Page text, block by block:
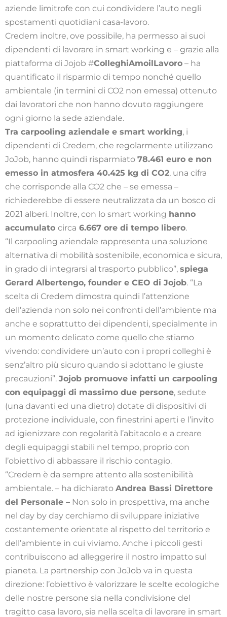
aziende limitrofe con cui condividere l’auto negli
spostamenti quotidiani casa-lavoro.
Credem inoltre, ove possibile, ha permesso ai suoi
dipendenti di lavorare in smart working e – grazie alla
piattaforma di Jojob #ColleghiAmoilLavoro – ha
quantificato il risparmio di tempo nonché quello
ambientale (in termini di CO2 non emessa) ottenuto
dai lavoratori che non hanno dovuto raggiungere
ogni giorno la sede aziendale.
Tra carpooling aziendale e smart working, i
dipendenti di Credem, che regolarmente utilizzano
JoJob, hanno quindi risparmiato 78.461 euro e non
emesso in atmosfera 40.425 kg di CO2, una cifra
che corrisponde alla CO2 che – se emessa –
richiederebbe di essere neutralizzata da un bosco di
2021 alberi. Inoltre, con lo smart working hanno
accumulato circa 6.667 ore di tempo libero.
“Il carpooling aziendale rappresenta una soluzione
alternativa di mobilità sostenibile, economica e sicura,
in grado di integrarsi al trasporto pubblico”, spiega
Gerard Albertengo, founder e CEO di Jojob. “La
scelta di Credem dimostra quindi l’attenzione
dell’azienda non solo nei confronti dell’ambiente ma
anche e soprattutto dei dipendenti, specialmente in
un momento delicato come quello che stiamo
vivendo: condividere un’auto con i propri colleghi è
senz’altro più sicuro quando si adottano le giuste
precauzioni”. Jojob promuove infatti un carpooling
con equipaggi di massimo due persone, sedute
(una davanti ed una dietro) dotate di dispositivi di
protezione individuale, con finestrini aperti e l’invito
ad igienizzare con regolarità l’abitacolo e a creare
degli equipaggi stabili nel tempo, proprio con
l’obiettivo di abbassare il rischio contagio.
“Credem è da sempre attento alla sostenibilità
ambientale. – ha dichiarato Andrea Bassi Direttore
del Personale – Non solo in prospettiva, ma anche
nel day by day cerchiamo di sviluppare iniziative
costantemente orientate al rispetto del territorio e
dell’ambiente in cui viviamo. Anche i piccoli gesti
contribuiscono ad alleggerire il nostro impatto sul
pianeta. La partnership con JoJob va in questa
direzione: l’obiettivo è valorizzare le scelte ecologiche
delle nostre persone sia nella condivisione del
tragitto casa lavoro, sia nella scelta di lavorare in smart